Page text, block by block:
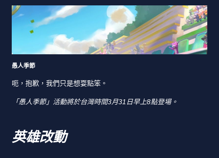
愚人季節
呃，抱歉，我們只是想耍點笨。
「愚人季節」活動將於台灣時間3月31日早上8點登場。
英雄改動